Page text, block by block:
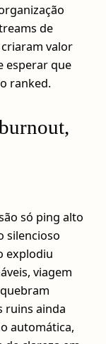
de
valor
esperar que
ranked.
só ping alto
silencioso
explodiu
viagem
ruins ainda
automática,